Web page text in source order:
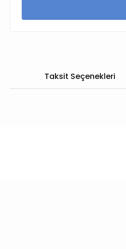
Taksit Seçenekleri